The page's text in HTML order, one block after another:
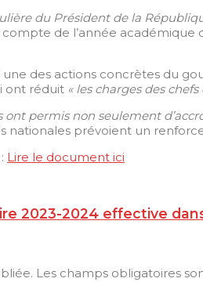
du Président de la
de l’année
des actions concrètes du
ont réduit « les charges des
ont permis non seulement
nationales prévoient un
Lire le document ici
2023-2024 effective
Les champs obligatoires